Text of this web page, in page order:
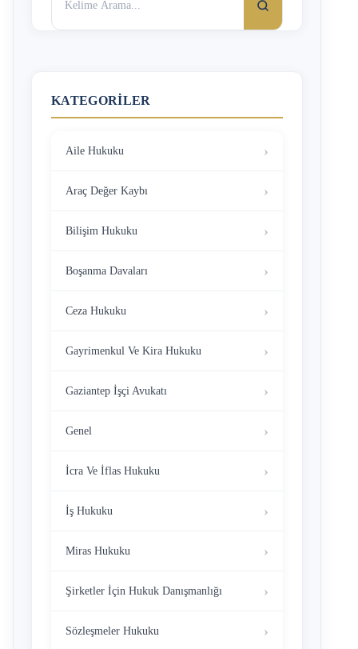
KATEGORILER
Aile Hukuku
Araç Değer Kaybı
Bilişim Hukuku
Boşanma Davaları
Ceza Hukuku
Gayrimenkul Ve Kira Hukuku
Gaziantep İşçi Avukatı
Genel
İcra Ve İflas Hukuku
İş Hukuku
Miras Hukuku
Şirketler İçin Hukuk Danışmanlığı
Sözleşmeler Hukuku